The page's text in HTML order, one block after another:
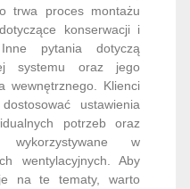
trwa proces montażu
konserwacji i
pytania dotyczą
systemu oraz jego
wewnętrznego. Klienci
ustawienia
potrzeb oraz
w
wentylacyjnych. Aby
na te tematy, warto